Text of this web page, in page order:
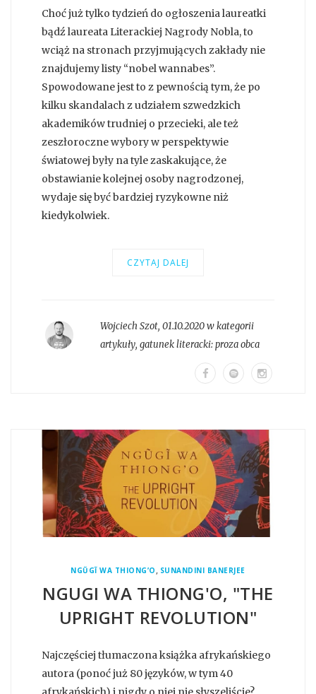
Choć już tylko tydzień do ogłoszenia laureatki
bądź laureata Literackiej Nagrody Nobla, to
wciąż na stronach przyjmujących zakłady nie
znajdujemy listy “nobel wannabes”.
Spowodowane jest to z pewnością tym, że po
kilku skandalach z udziałem szwedzkich
akademików trudniej o przecieki, ale też
zeszłoroczne wybory w perspektywie
światowej były na tyle zaskakujące, że
obstawianie kolejnej osoby nagrodzonej,
wydaje się być bardziej ryzykowne niż
kiedykolwiek.
CZYTAJ DALEJ
Wojciech Szot, 01.10.2020 w kategorii
artykuły, gatunek literacki:proza obca
NGŨGĨ WA THIONG’O , SUNANDINI BANERJEE
NGUGI WA THIONG'O, "THE
UPRIGHT REVOLUTION"
Najczęściej tłumaczona książka afrykańskiego
autora (ponoć już 80 języków, w tym 40